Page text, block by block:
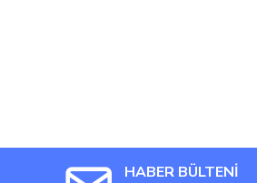
HABER BÜLTENİ